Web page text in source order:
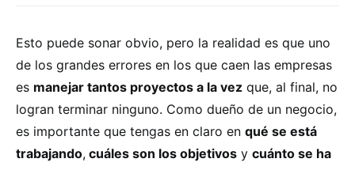
Esto puede sonar obvio, pero la realidad es que uno
de los grandes errores en los que caen las empresas
es manejar tantos proyectos a la vez que, al final, no
logran terminar ninguno. Como dueño de un negocio,
es importante que tengas en claro en qué se está
trabajando, cuáles son los objetivos y cuánto se ha